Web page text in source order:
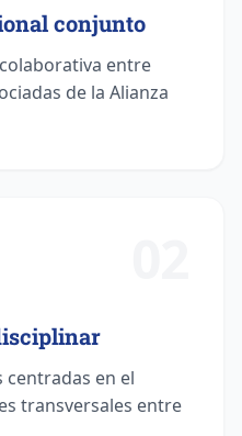
conjunto
entre
de la Alianza
centradas en el
transversales entre